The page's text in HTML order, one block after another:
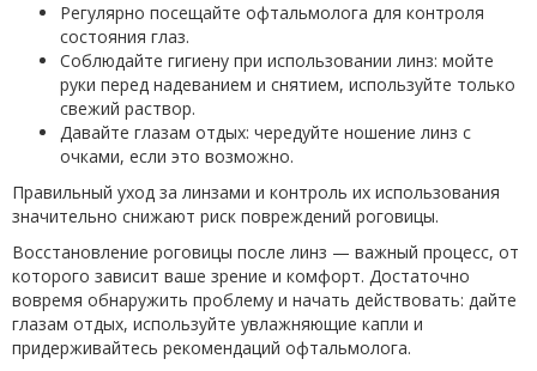
Регулярно посещайте офтальмолога для контроля
состояния глаз.
Соблюдайте гигиену при использовании линз: мойте
руки перед надеванием и снятием, используйте только
свежий раствор.
Давайте глазам отдых: чередуйте ношение линз с
очками, если это возможно.
Правильный уход за линзами и контроль их использования
значительно снижают риск повреждений роговицы.
Восстановление роговицы после линз — важный процесс, от
которого зависит ваше зрение и комфорт. Достаточно
вовремя обнаружить проблему и начать действовать: дайте
глазам отдых, используйте увлажняющие капли и
придерживайтесь рекомендаций офтальмолога.